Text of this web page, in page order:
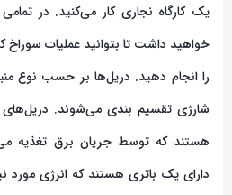
یک کارگاه نجاری کار می‌کنید. در
خواهید داشت تا بتوانید عملیات سوراخ
را انجام دهید. دریل‌ها بر حسب نوع
شارژی تقسیم بندی می‌شوند. دریل‌های
هستند که توسط جریان برق تغذیه
دارای یک باتری هستند که انرژی مورد